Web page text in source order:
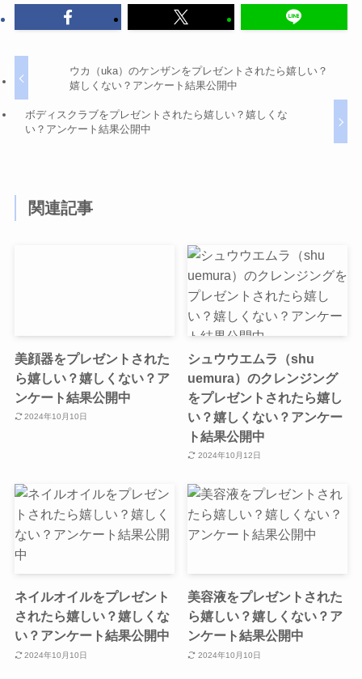
ウカ（uka）のケンザンをプレゼントされたら嬉しい？
嬉しくない？アンケート結果公開中
ボディスクラブをプレゼントされたら嬉しい？嬉しくな
い？アンケート結果公開中
関連記事
美顔器をプレゼントされた
ら嬉しい？嬉しくない？ア
ンケート結果公開中
2024年10月10日
シュウウエムラ（shu
uemura）のクレンジング
をプレゼントされたら嬉し
い？嬉しくない？アンケー
ト結果公開中
2024年10月12日
ネイルオイルをプレゼント
されたら嬉しい？嬉しくな
い？アンケート結果公開中
2024年10月10日
美容液をプレゼントされた
ら嬉しい？嬉しくない？ア
ンケート結果公開中
2024年10月10日